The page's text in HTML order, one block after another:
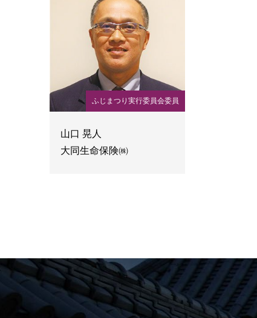
ふじまつり実行委員会委員
山口 晃人
大同生命保険㈱